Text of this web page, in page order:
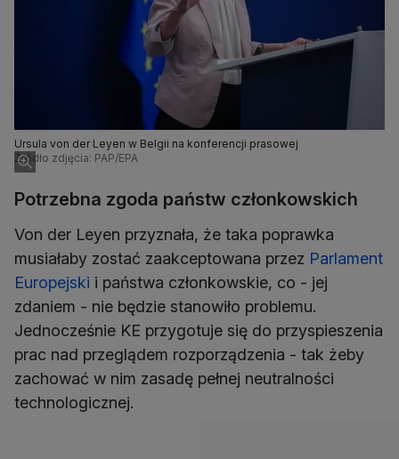
Ursula von der Leyen w Belgii na konferencji prasowej
Źródło zdjęcia: PAP/EPA
Potrzebna zgoda państw członkowskich
Von der Leyen przyznała, że taka poprawka
musiałaby zostać zaakceptowana przez Parlament
Europejski i państwa członkowskie, co - jej
zdaniem - nie będzie stanowiło problemu.
Jednocześnie KE przygotuje się do przyspieszenia
prac nad przeglądem rozporządzenia - tak żeby
zachować w nim zasadę pełnej neutralności
technologicznej.